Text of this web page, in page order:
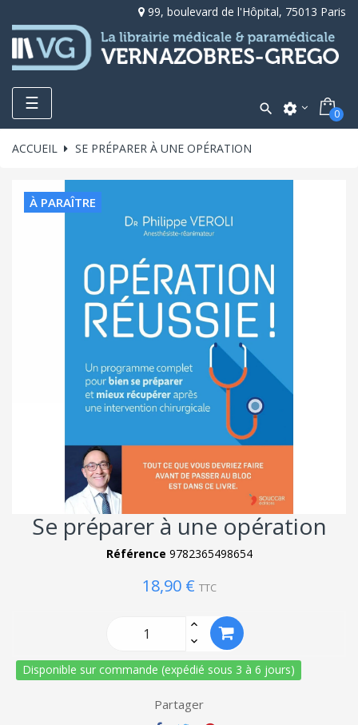
99, boulevard de l'Hôpital, 75013 Paris
Toggle
navigation
☰  settings 0
ACCUEIL SE PRÉPARER À UNE OPÉRATION
À PARAÎTRE
Se préparer à une opération
Référence 9782365498654
18,90 € TTC
Disponible sur commande (expédié sous 3 à 6 jours)
Partager